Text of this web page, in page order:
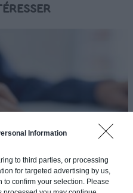
Information
to third parties, or processing
for targeted advertising by us,
confirm your selection. Please
intérieure de sa